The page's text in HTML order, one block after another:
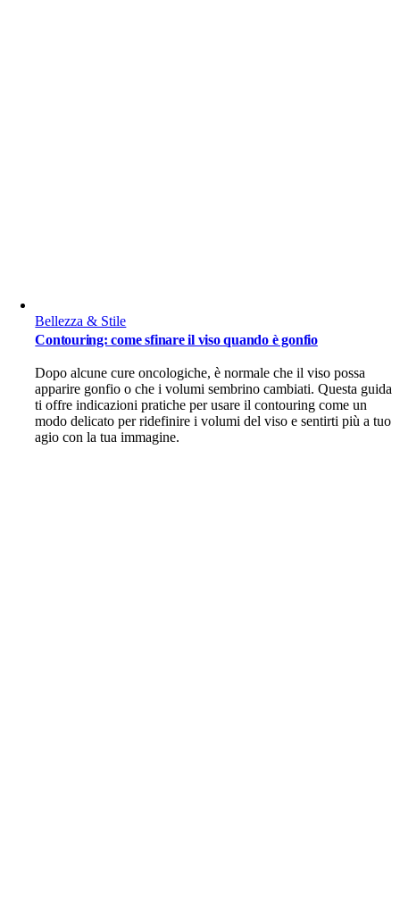
Bellezza & Stile
Contouring: come sfinare il viso quando è gonfio
Dopo alcune cure oncologiche, è normale che il viso possa
apparire gonfio o che i volumi sembrino cambiati. Questa guida
ti offre indicazioni pratiche per usare il contouring come un
modo delicato per ridefinire i volumi del viso e sentirti più a tuo
agio con la tua immagine.